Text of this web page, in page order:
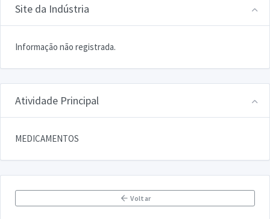
Site da Indústria
Informação não registrada.
Atividade Principal
MEDICAMENTOS
Voltar